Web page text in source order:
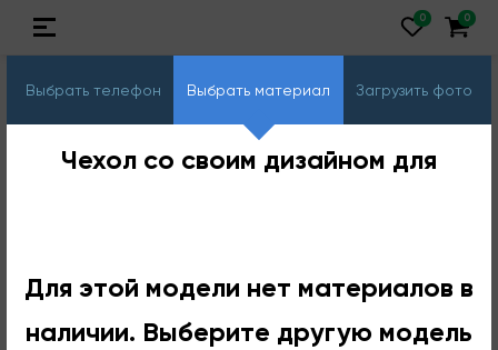
Выбрать телефон Выбрать материал Загрузить фото
Чехол со своим дизайном для
Для этой модели нет материалов в
наличии. Выберите другую модель